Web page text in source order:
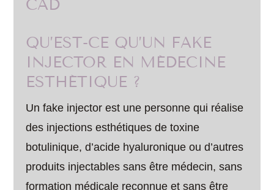
CAD
QU’EST-CE QU’UN FAKE
INJECTOR EN MÉDECINE
ESTHÉTIQUE ?
Un fake injector est une personne qui réalise
des injections esthétiques de toxine
botulinique, d’acide hyaluronique ou d’autres
produits injectables sans être médecin, sans
formation médicale reconnue et sans être